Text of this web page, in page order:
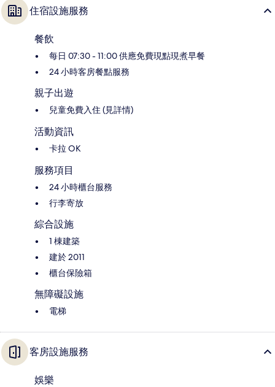
住宿設施服務
餐飲
每日 07:30 - 11:00 供應免費現點現煮早餐
24 小時客房餐點服務
親子出遊
兒童免費入住 (見詳情)
活動資訊
卡拉 OK
服務項目
24 小時櫃台服務
行李寄放
綜合設施
1 棟建築
建於 2011
櫃台保險箱
無障礙設施
電梯
客房設施服務
娛樂